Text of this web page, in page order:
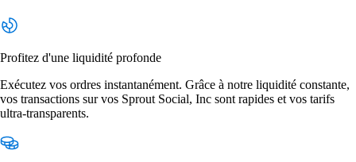
Profitez d'une liquidité profonde
Exécutez vos ordres instantanément. Grâce à notre liquidité constante,
vos transactions sur vos Sprout Social, Inc sont rapides et vos tarifs
ultra-transparents.